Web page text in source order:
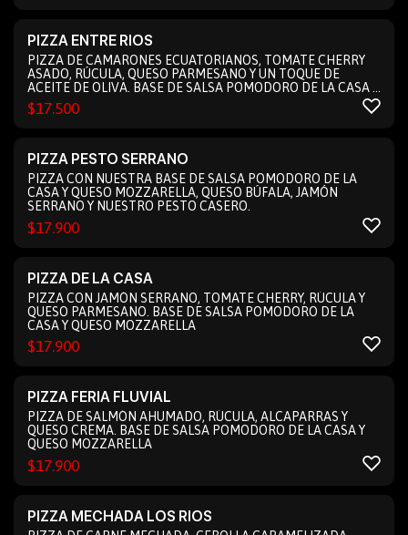
PIZZA ENTRE RIOS
PIZZA DE CAMARONES ECUATORIANOS, TOMATE CHERRY
ASADO, RÚCULA, QUESO PARMESANO Y UN TOQUE DE
ACEITE DE OLIVA. BASE DE SALSA POMODORO DE LA CASA Y
QUESO MOZZARELLA
$17.500
PIZZA PESTO SERRANO
PIZZA CON NUESTRA BASE DE SALSA POMODORO DE LA
CASA Y QUESO MOZZARELLA, QUESO BÚFALA, JAMÓN
SERRANO Y NUESTRO PESTO CASERO.
$17.900
PIZZA DE LA CASA
PIZZA CON JAMÓN SERRANO, TOMATE CHERRY, RÚCULA Y
QUESO PARMESANO. BASE DE SALSA POMODORO DE LA
CASA Y QUESO MOZZARELLA
$17.900
PIZZA FERIA FLUVIAL
PIZZA DE SALMÓN AHUMADO, RÚCULA, ALCAPARRAS Y
QUESO CREMA. BASE DE SALSA POMODORO DE LA CASA Y
QUESO MOZZARELLA
$17.900
PIZZA MECHADA LOS RIOS